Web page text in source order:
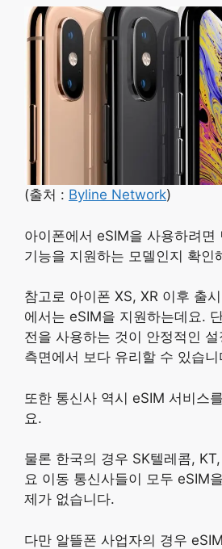
(출처 : Byline Network)
아이폰에서 eSIM을 사용하려면
기능을 지원하는 모델인지 확인
참고로 아이폰 XS, XR 이후 출
에서는 eSIM을 지원하는데요.
전을 사용하는 것이 안정적인
측면에서 보다 유리할 수 있습니
또한 통신사 역시 eSIM 서비스
요.
물론 한국의 경우 SK텔레콤,
요 이동 통신사들이 모두 eSIM
제가 없습니다.
다만 알뜰폰 사업자의 경우